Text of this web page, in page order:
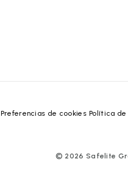
Preferencias de cookies Política
© 2026 Safelite